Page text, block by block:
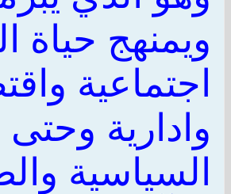
ويمنهج حياة
اجتماعية
وادارية وحتى
السياسية